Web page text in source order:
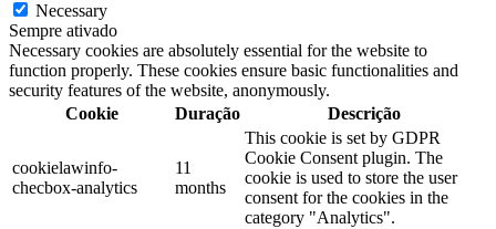
Necessary
Sempre ativado
Necessary cookies are absolutely essential for the website to
function properly. These cookies ensure basic functionalities and
security features of the website, anonymously.
Cookie
Duração Descrição
cookielawinfo-
checbox-analytics
11
months
This cookie is set by GDPR
Cookie Consent plugin. The
cookie is used to store the user
consent for the cookies in the
category "Analytics".